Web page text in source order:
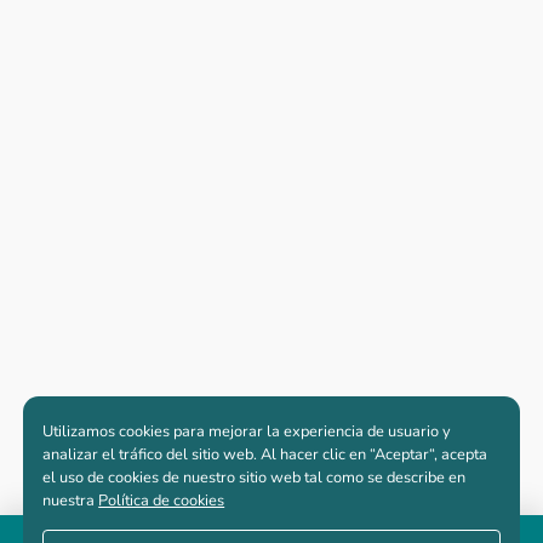
Utilizamos cookies para mejorar la experiencia de usuario y
analizar el tráfico del sitio web. Al hacer clic en “Aceptar“, acepta
el uso de cookies de nuestro sitio web tal como se describe en
nuestra Política de cookies